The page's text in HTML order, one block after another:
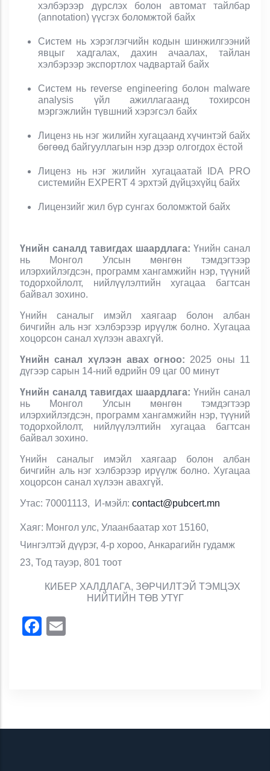
хэлбэрээр дүрслэх болон автомат тайлбар
(annotation) үүсгэх боломжтой байх
Систем нь хэрэглэгчийн кодын шинжилгээний
явцыг хадгалах, дахин ачаалах, тайлан
хэлбэрээр экспортлох чадвартай байх
Систем нь reverse engineering болон malware
analysis үйл ажиллагаанд тохирсон
мэргэжлийн түвшний хэрэгсэл байх
Лиценз нь нэг жилийн хугацаанд хүчинтэй байх
бөгөөд байгууллагын нэр дээр олгогдох ёстой
Лиценз нь нэг жилийн хугацаатай IDA PRO
системийн EXPERT 4 эрхтэй дүйцэхүйц байх
Лицензийг жил бүр сунгах боломжтой байх
Үнийн саналд тавигдах шаардлага: Үнийн санал
нь Монгол Улсын мөнгөн тэмдэгтээр
илэрхийлэгдсэн, программ хангамжийн нэр, түүний
тодорхойлолт, нийлүүлэлтийн хугацаа багтсан
байвал зохино.
Үнийн саналыг имэйл хаягаар болон албан
бичгийн аль нэг хэлбэрээр ирүүлж болно. Хугацаа
хоцорсон санал хүлээн авахгүй.
Үнийн санал хүлээн авах огноо: 2025 оны 11
дүгээр сарын 14-ний өдрийн 09 цаг 00 минут
Үнийн саналд тавигдах шаардлага: Үнийн санал
нь Монгол Улсын мөнгөн тэмдэгтээр
илэрхийлэгдсэн, программ хангамжийн нэр, түүний
тодорхойлолт, нийлүүлэлтийн хугацаа багтсан
байвал зохино.
Үнийн саналыг имэйл хаягаар болон албан
бичгийн аль нэг хэлбэрээр ирүүлж болно. Хугацаа
хоцорсон санал хүлээн авахгүй.
Утас: 70001113, И-мэйл: contact@pubcert.mn
Хаяг: Монгол улс, Улаанбаатар хот 15160,
Чингэлтэй дүүрэг, 4-р хороо, Анкарагийн гудамж
23, Тод тауэр, 801 тоот
КИБЕР ХАЛДЛАГА, ЗӨРЧИЛТЭЙ ТЭМЦЭХ
НИЙТИЙН ТӨВ УТҮГ
Facebook